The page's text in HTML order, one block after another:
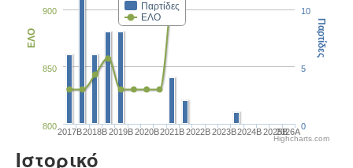
Παρτίδες
ΕΛΟ
2017B2018B2019B2020B2021B2022B2023B2024B2025B2026A
800
850
900
ΕΛΟ
0
5
10
Παρτίδες
Highcharts.com
Ιστορικό